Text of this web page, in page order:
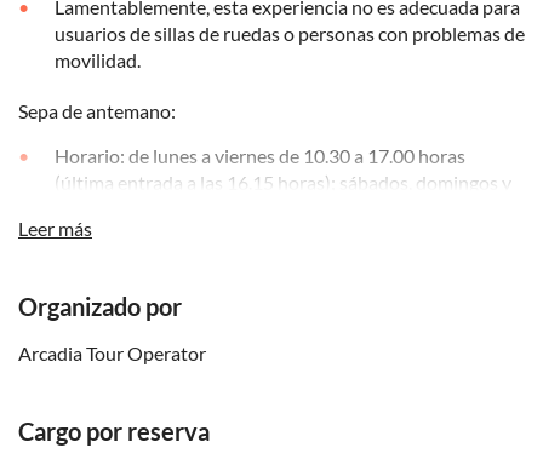
Lamentablemente, esta experiencia no es adecuada para
usuarios de sillas de ruedas o personas con problemas de
movilidad.
Sepa de antemano:
Horario: de lunes a viernes de 10.30 a 17.00 horas
(última entrada a las 16.15 horas); sábados, domingos y
17.00 horas); martes cerrado
por lo que se recomienda llevar calzado cómodo.
Leer más
Organizado por
Arcadia Tour Operator
Cargo por reserva